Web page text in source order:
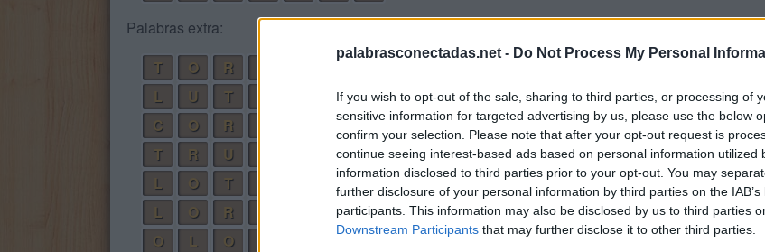
palabrasconectadas.net - Do Not Process My Personal
If you wish to opt-out of the sale, sharing to third parties, or processing of
sensitive information for targeted advertising by us, please use the below
confirm your selection. Please note that after your opt-out request is
continue seeing interest-based ads based on personal information utilized
information disclosed to third parties prior to your opt-out. You may
further disclosure of your personal information by third parties on the
participants. This information may also be disclosed by us to third parties
Downstream Participants that may further disclose it to other third parties.
Palabras extra:
T
O R
L
U T
C
O R
T
R U
L
O T
L
O R
O
L O